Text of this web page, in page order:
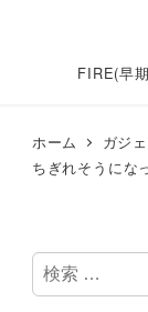
FIRE(早
ホーム ガジ
ちぎれそうにな
検
索